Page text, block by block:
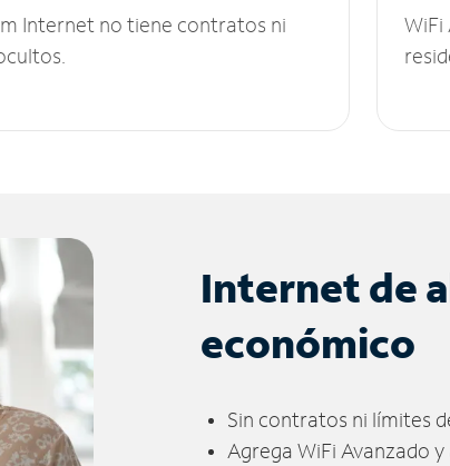
Internet no tiene contratos ni
WiFi
Internet de
económico
Sin contratos ni límites
Agrega WiFi Avanzado